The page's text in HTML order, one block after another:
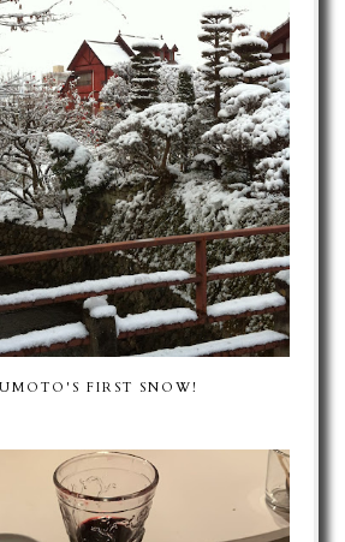
FIRST SNOW!